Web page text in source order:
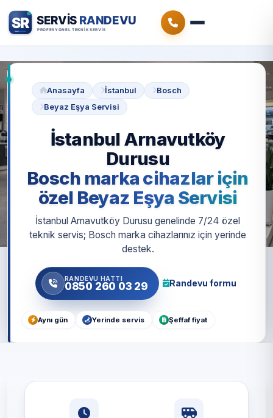
Anasayfa İstanbul
Bosch
Beyaz Eşya Servisi
İstanbul Arnavutköy
Durusu
Bosch marka cihazlar için
özel Beyaz Eşya Servisi
İstanbul Arnavutköy Durusu genelinde 7/24 özel
teknik servis; Bosch marka cihazlarınız için yerinde
destek.
RANDEVU HATTI
0850 260 03 29 Randevu formu
Aynı gün Yerinde servis Şeffaf fiyat